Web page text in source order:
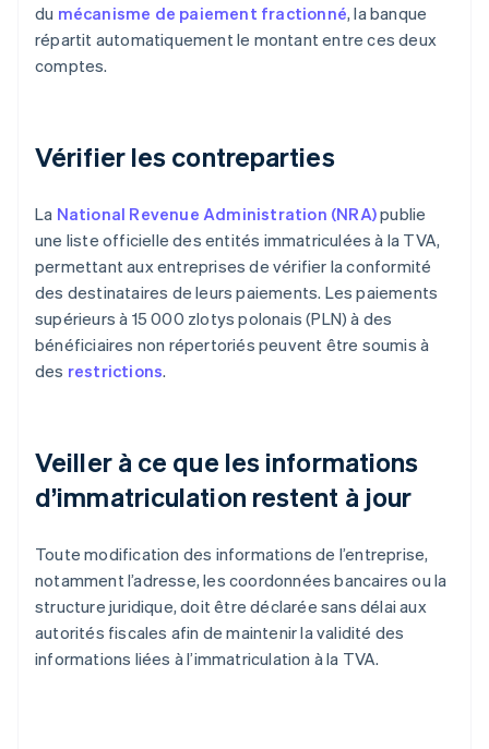
du mécanisme de paiement fractionné, la banque
répartit automatiquement le montant entre ces deux
comptes.
Vérifier les contreparties
La National Revenue Administration (NRA)publie
une liste officielle des entités immatriculées à la TVA,
permettant aux entreprises de vérifier la conformité
des destinataires de leurs paiements. Les paiements
supérieurs à 15 000 zlotys polonais (PLN) à des
bénéficiaires non répertoriés peuvent être soumis à
des restrictions.
Veiller à ce que les informations
d’immatriculation restent à jour
Toute modification des informations de l’entreprise,
notamment l’adresse, les coordonnées bancaires ou la
structure juridique, doit être déclarée sans délai aux
autorités fiscales afin de maintenir la validité des
informations liées à l’immatriculation à la TVA.